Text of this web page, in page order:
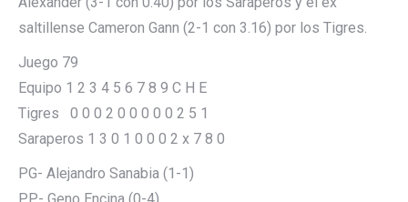
saltillense Cameron Gann (2-1 con 3.16) por los Tigres.
Juego 79
Equipo 1 2 3 4 5 6 7 8 9 C H E
Tigres 0 0 0 2 0 0 0 0 0 2 5 1
Saraperos 1 3 0 1 0 0 0 2 x 7 8 0
PG- Alejandro Sanabia (1-1)